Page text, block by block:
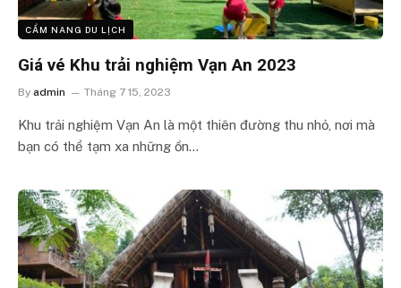
CẨM NANG DU LỊCH
Giá vé Khu trải nghiệm Vạn An 2023
By admin Tháng 7 15, 2023
Khu trải nghiệm Vạn An là một thiên đường thu nhỏ, nơi mà
bạn có thể tạm xa những ồn…